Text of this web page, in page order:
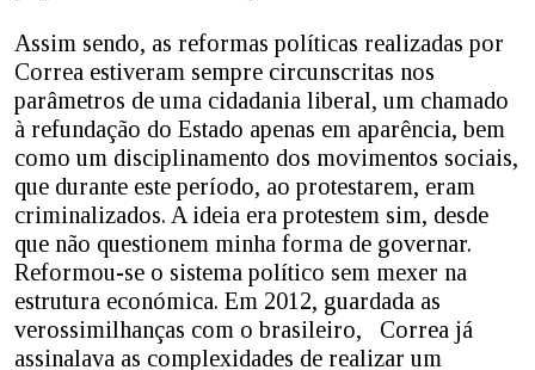
Assim sendo, as reformas políticas realizadas por
Correa estiveram sempre circunscritas nos
parâmetros de uma cidadania liberal, um chamado
à refundação do Estado apenas em aparência, bem
como um disciplinamento dos movimentos sociais,
que durante este período, ao protestarem, eram
criminalizados. A ideia era protestem sim, desde
que não questionem minha forma de governar.
Reformou-se o sistema político sem mexer na
estrutura económica. Em 2012, guardada as
verossimilhanças com o brasileiro, Correa já
assinalava as complexidades de realizar um